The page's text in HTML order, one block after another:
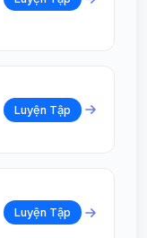
Luyện Tập
Luyện Tập